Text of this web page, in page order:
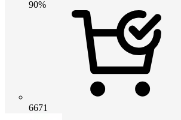
90%
6671